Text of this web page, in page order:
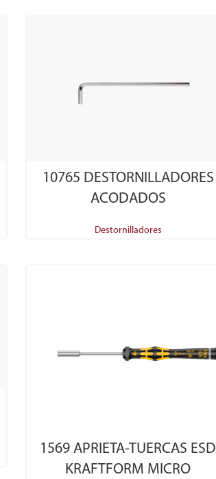
10765 DESTORNILLADORES
ACODADOS
Destornilladores
1569 APRIETA-TUERCAS ESD
KRAFTFORM MICRO